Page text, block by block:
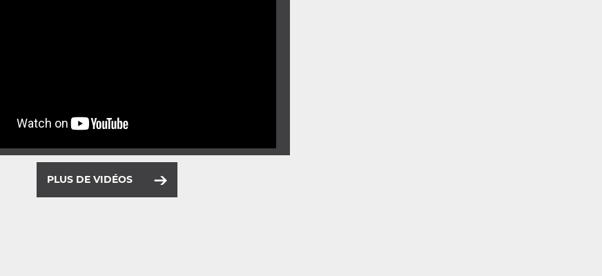
PLUS DE VIDÉOS